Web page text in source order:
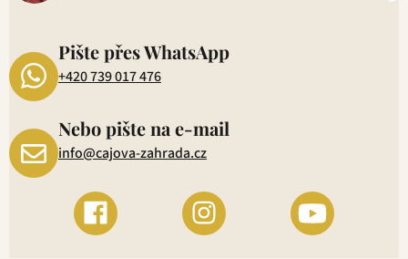
Pište přes WhatsApp
+420 739 017 476
Nebo pište na e-mail
info@cajova-zahrada.cz